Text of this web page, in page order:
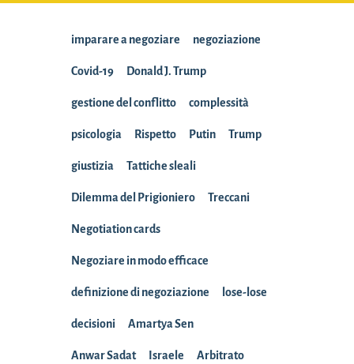
imparare a negoziare negoziazione
Covid-19 Donald J. Trump
gestione del conflitto complessità
psicologia Rispetto Putin Trump
giustizia Tattiche sleali
Dilemma del Prigioniero Treccani
Negotiation cards
Negoziare in modo efficace
definizione di negoziazione lose-lose
decisioni Amartya Sen
Anwar Sadat Israele Arbitrato